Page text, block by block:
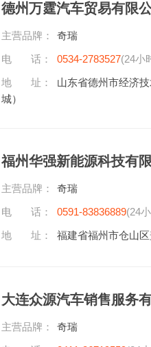
德州万霆汽车贸易有限
主营品牌：
奇瑞
电 话：
0534-2783527(24小
地 址：
山东省德州市经济
城）
福州华强新能源科技有
主营品牌：
奇瑞
电 话：
0591-83836889(24
地 址：
福建省福州市仓山
大连众源汽车销售服务
主营品牌：
奇瑞